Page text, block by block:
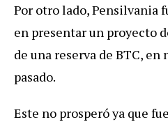
Por otro lado, Pensilvania
en presentar un proyecto
de una reserva de BTC,
pasado.
Este no prosperó ya que